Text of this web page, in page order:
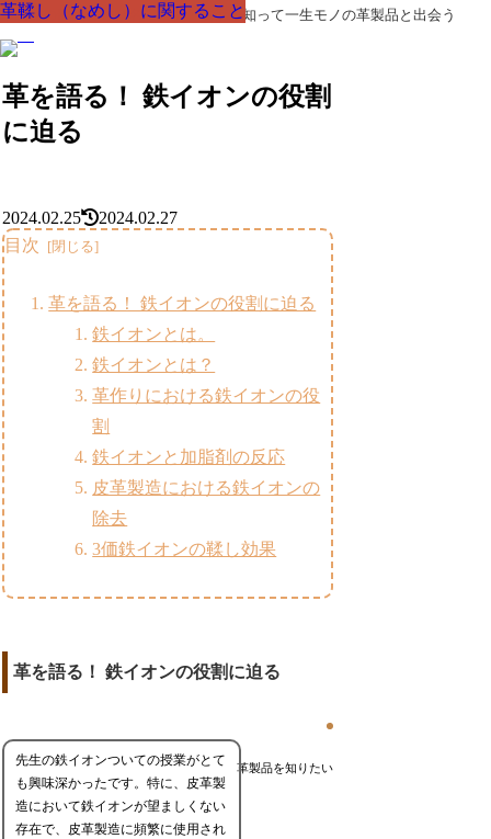
革製品の部品の呼び名・素材・技術を知って一生モノの革製品と出会う
革を語る！ 鉄イオンの役割
に迫る
革鞣し（なめし）に関すること
2024.02.25
2024.02.27
目次
革を語る！ 鉄イオンの役割に迫る
鉄イオンとは。
鉄イオンとは？
革作りにおける鉄イオンの役
割
鉄イオンと加脂剤の反応
皮革製造における鉄イオンの
除去
3価鉄イオンの鞣し効果
革を語る！ 鉄イオンの役割に迫る
革製品を知りたい
先生の鉄イオンついての授業がとて
も興味深かったです。特に、皮革製
造において鉄イオンが望ましくない
存在で、皮革製造に頻繁に使用され
革鞣し（なめし）に関すること
革鞣し（なめし）に関すること
革鞣し（なめし）に関すること
革鞣し（なめし）に関すること
革鞣し（なめし）に関すること
革鞣し（なめし）に関すること